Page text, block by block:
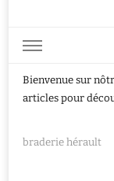
Bienvenue sur
articles pour
braderie hérault